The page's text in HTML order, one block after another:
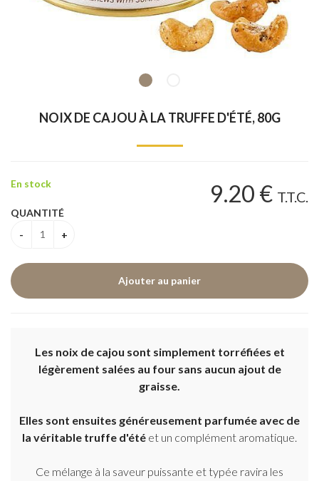
NOIX DE CAJOU À LA TRUFFE D'ÉTÉ, 80G
9.20 € T.T.C.
En stock
QUANTITÉ
Les noix de cajou sont simplement torréfiées et
légèrement salées au four sans aucun ajout de
graisse.
Elles sont ensuites généreusement parfumée avec de
la véritable truffe d'été et un complément aromatique.
Ce mélange à la saveur puissante et typée ravira les